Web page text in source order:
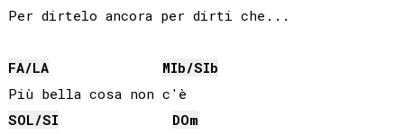
Per dirtelo ancora per dirti che...
FA/LA MIb/SIb
SOL/SI DOm